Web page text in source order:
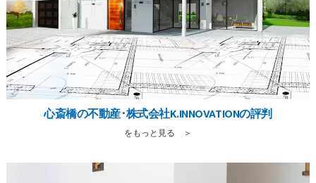
心斎橋の不動産･株式会社K.INNOVATIONの評判
をもっと見る ＞